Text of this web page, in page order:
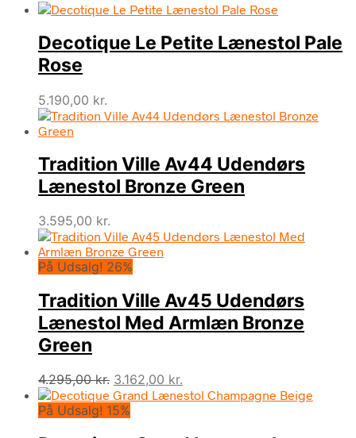
Decotique Le Petite Lænestol Pale
Rose
5.190,00 kr.
Tradition Ville Av44 Udendørs
Lænestol Bronze Green
3.595,00 kr.
På Udsalg! 26%
Tradition Ville Av45 Udendørs
Lænestol Med Armlæn Bronze
Green
4.295,00kr. Den
oprindelige
pris
3.162,00 kr.
aktuelle
På Udsalg! 15%